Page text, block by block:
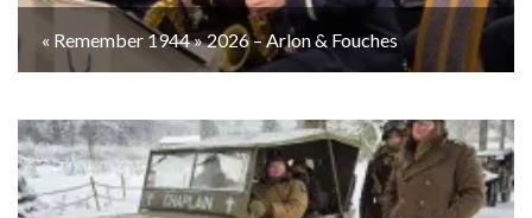
« Remember 1944 » 2026 – Arlon & Fouches